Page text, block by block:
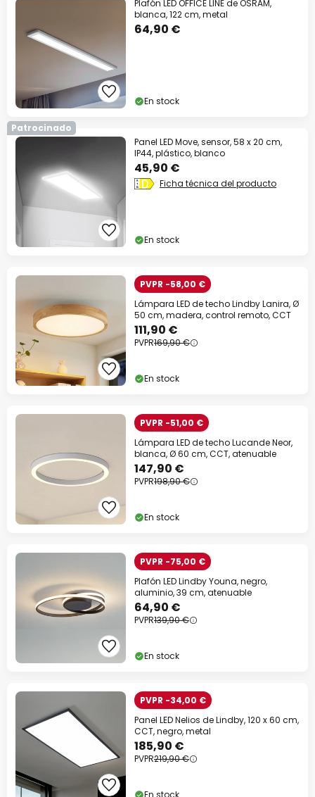
Plafón LED OFFICE LINE de OSRAM,
blanca, 122 cm, metal
64,90 €
En stock
Patrocinado
Panel LED Move, sensor, 58 x 20 cm,
IP44, plástico, blanco
45,90 €
Ficha técnica del producto
En stock
PVPR -58,00 €
Lámpara LED de techo Lindby Lanira, Ø
50 cm, madera, control remoto, CCT
111,90 €
PVPR169,90 €
En stock
PVPR -51,00 €
Lámpara LED de techo Lucande Neor,
blanca, Ø 60 cm, CCT, atenuable
147,90 €
PVPR198,90 €
En stock
PVPR -75,00 €
Plafón LED Lindby Youna, negro,
aluminio, 39 cm, atenuable
64,90 €
PVPR139,90 €
En stock
PVPR -34,00 €
Panel LED Nelios de Lindby, 120 x 60 cm,
CCT, negro, metal
185,90 €
PVPR219,90 €